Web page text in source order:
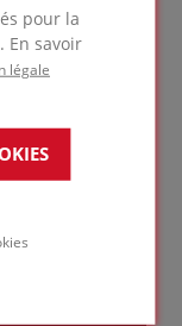
pour la
En savoir
légale